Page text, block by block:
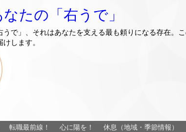
なたの「右うで」
うで」、それはあなたを支える最も頼りになる存在
けします。
転職最前線！ 心に陽を！ 休息（地域・季節情報）